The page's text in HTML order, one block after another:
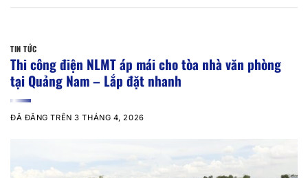
TIN TỨC
Thi công điện NLMT áp mái cho tòa nhà văn phòng
tại Quảng Nam – Lắp đặt nhanh
ĐÃ ĐĂNG TRÊN3 THÁNG 4, 2026